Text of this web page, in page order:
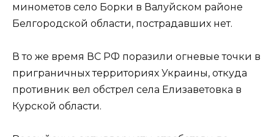
минометов село Борки в Валуйском районе
Белгородской области, пострадавших нет.
В то же время ВС РФ поразили огневые точки в
приграничных территориях Украины, откуда
противник вел обстрел села Елизаветовка в
Курской области.